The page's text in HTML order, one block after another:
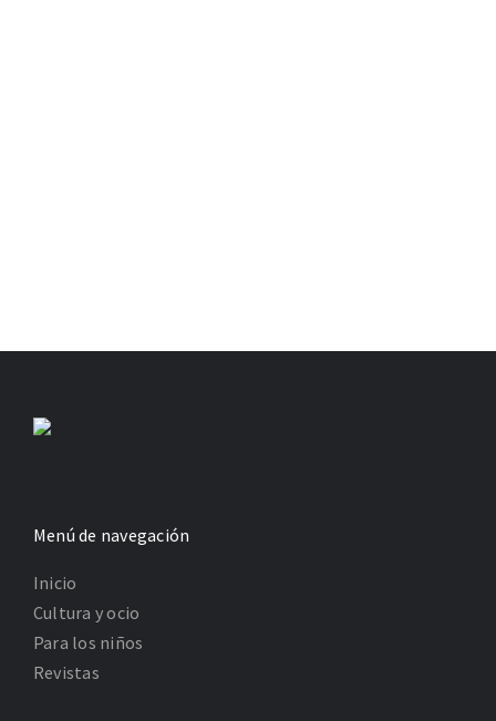
Menú de navegación
Inicio
Cultura y ocio
Para los niños
Revistas